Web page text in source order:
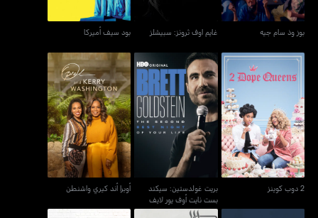
بوز وذ سام جيه غايم اوف ثرونز: سبيشلز بود سيف أميركا
2 دوب كوينز
2 دوب كوينز
بريت غولدستين: سيكند
بست نايت أوف يور لايف
بريت غولدستين: سيكند
بست نايت أوف يور لايف
أوبرا أند كيري واشنطن
أوبرا أند كيري واشنطن